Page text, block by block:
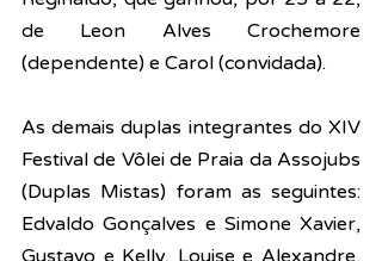
de Leon Alves Crochemore
(dependente) e Carol (convidada).
As demais duplas integrantes do XIV
Festival de Vôlei de Praia da Assojubs
(Duplas Mistas) foram as seguintes:
Edvaldo Gonçalves e Simone Xavier,